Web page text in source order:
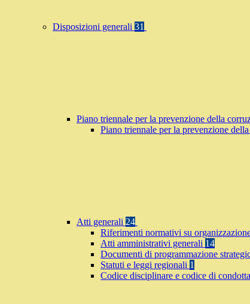
Disposizioni generali 31
Piano triennale per la prevenzione della
Piano triennale per la prevenzione
Atti generali 24
Riferimenti normativi su
Atti amministrativi generali 14
Documenti di programmazione
Statuti e leggi regionali 1
Codice disciplinare e codice di condotta